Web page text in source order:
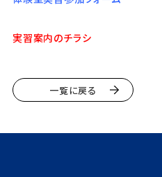
実習案内のチラシ
一覧に戻る